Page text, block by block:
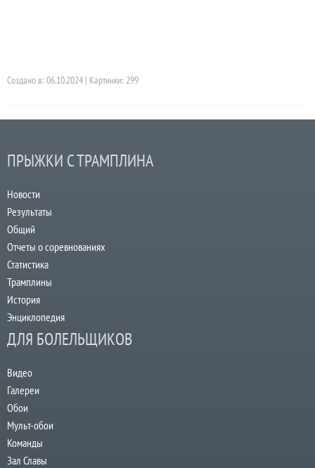
Создано в: 06.10.2024 | Картинки: 299
ПРЫЖКИ С ТРАМПЛИНА
Новости
Результаты
Общий
Отчеты о соревнованиях
Статистика
Трамплины
История
Энциклопедия
ДЛЯ БОЛЕЛЬЩИКОВ
Видео
Галереи
Обои
Мульт-обои
Команды
Зал Славы